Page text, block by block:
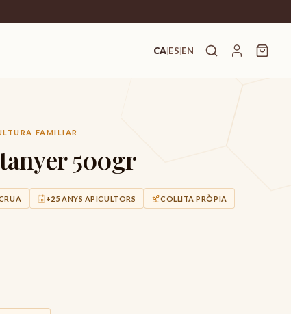
CA|ES|EN
FAMILIAR
500gr
+25 ANYS APICULTORS COLLITA PRÒPIA